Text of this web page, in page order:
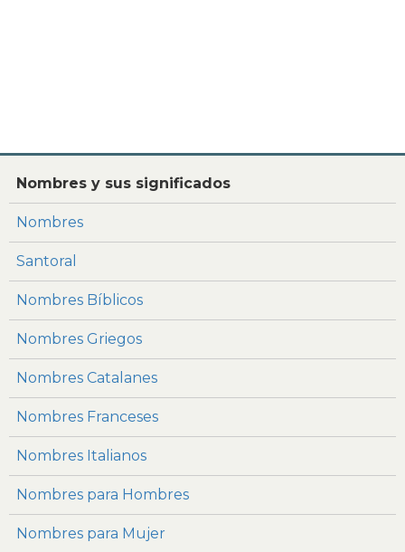
Nombres y sus significados
Nombres
Santoral
Nombres Bíblicos
Nombres Griegos
Nombres Catalanes
Nombres Franceses
Nombres Italianos
Nombres para Hombres
Nombres para Mujer